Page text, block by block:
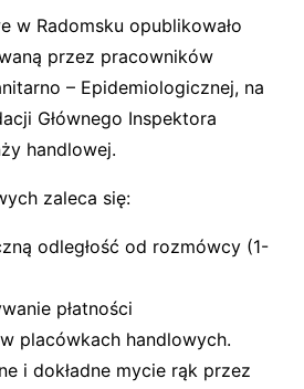
w Radomsku opublikowało
przez pracowników
– Epidemiologicznej, na
Głównego Inspektora
handlowej.
zaleca się:
odległość od rozmówcy (1-
płatności
placówkach handlowych.
i dokładne mycie rąk przez